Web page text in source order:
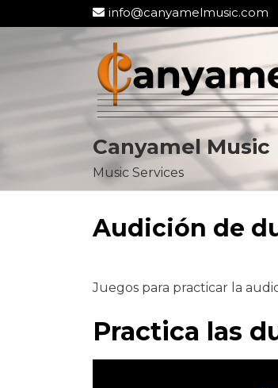
info@canyamelmusic.com
Canyamel Music
Music Services
Audición de
Juegos para practicar la
Practica las